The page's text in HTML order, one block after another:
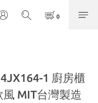
1 廚房櫃
MIT台灣製造